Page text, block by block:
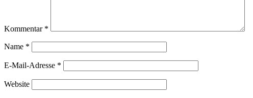
Kommentar *
Name *
E-Mail-Adresse *
Website